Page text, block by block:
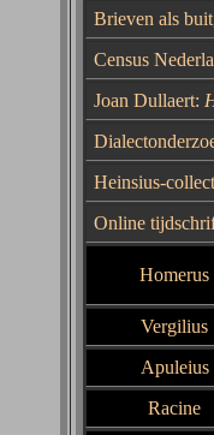
Brieven als
Census
Joan Dullaert:
Heinsius-
Online
Homerus
Vergilius
Apuleius
Racine